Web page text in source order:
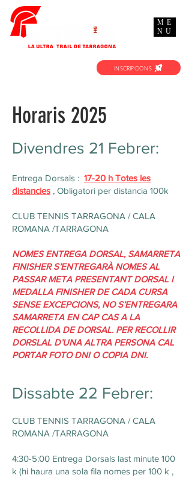
INSCRIPCIONS
ME
NU
Horaris 2025
Divendres 21 Febrer:
Entrega Dorsals : 17-20 h Totes les
distancies , Obligatori per distancia 100k
CLUB TENNIS TARRAGONA / CALA
ROMANA /TARRAGONA
NOMES ENTREGA DORSAL, SAMARRETA
FINISHER S’ENTREGARÀ NOMES AL
PASSAR META PRESENTANT DORSAL I
MEDALLA FINISHER DE CADA CURSA
SENSE EXCEPCIONS, NO S’ENTREGARA
SAMARRETA EN CAP CAS A LA
RECOLLIDA DE DORSAL. PER RECOLLIR
DORSLAL D’UNA ALTRA PERSONA CAL
PORTAR FOTO DNI O COPIA DNI.
Dissabte 22 Febrer:
CLUB TENNIS TARRAGONA / CALA
ROMANA /TARRAGONA
4:30-5:00 Entrega Dorsals last minute 100
k (hi haura una sola fila nomes per 100 k ,